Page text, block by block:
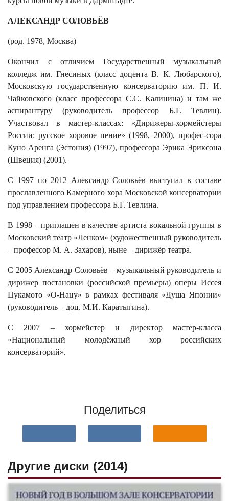
АЛЕКСАНДР СОЛОВЬЁВ
(род. 1978, Москва)
Окончил с отличием Государственный музыкальный
колледж им. Гнесиных (класс доцента В. К. Любарского),
Московскую государственную консерваторию им. П. И.
Чайковского (класс профессора С.С. Калинина) и там же
аспирантуру (руководитель профессор Б.Г. Тевлин).
Участвовал в мастер-классах: «Дирижеры-хормейстеры
России: русское хоровое пение» (1998, 2000), профес-сора
Куно Аренга (Эстония) (1997), профессора Эрика Эриксона
(Швеция) (2001).
С 1997 по 2012 Александр Соловьёв выступал в составе
прославленного Камерного хора Московской консерватории
под управлением профессора Б.Г. Тевлина.
В 1998 – приглашен в качестве артиста вокальной группы в
Московский театр «Ленком» (художественный руководитель
– профессор М. А. Захаров), ныне – дирижёр театра.
С 2005 Александр Соловьёв – музыкальный руководитель и
дирижер постановки (российской премьеры) оперы Иссея
Цукамото «О-Нацу» в рамках фестиваля «Душа Японии»
(руководитель – доц. М.И. Каратыгина).
С 2007 – хормейстер и директор мастер-класса
«Национальный молодёжный хор российских
консерваторий».
Поделиться
Другие диски (2014)